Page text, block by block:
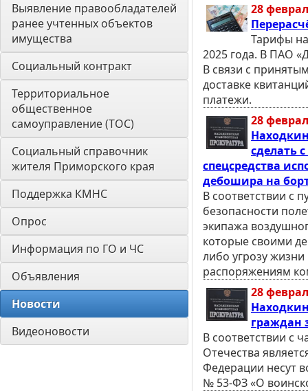
Выявление правообладателей
ранее учтенных объектов
имущества
Социальный контракт
Территориальное
общественное
самоуправление (ТОС)
Социальный справочник
жителя Приморского края
Поддержка КМНС
Опрос
Информация по ГО и ЧС
Объявления
Новости
Видеоновости
28
Тарифы
2025 года. В ПАО
В связи с
доставке
платежи.
28
сделать
спецсредства
дебошира на
В соответствии с
безопасности
экипажа
которые своими
либо угрозу
распоряжениям
28
граждан
В соответствии с
Отечества
Федерации несут
№ 53-ФЗ «О